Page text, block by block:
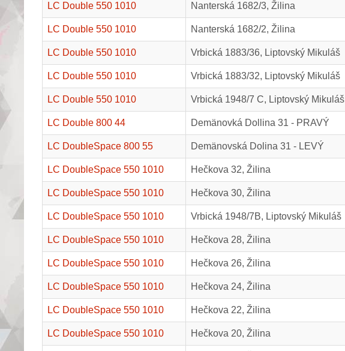
LC Double 550 1010 Nanterská 1682/3, Žilina
LC Double 550 1010 Nanterská 1682/2, Žilina
LC Double 550 1010 Vrbická 1883/36, Liptovský Mikuláš
LC Double 550 1010 Vrbická 1883/32, Liptovský Mikuláš
LC Double 550 1010 Vrbická 1948/7 C, Liptovský Mikuláš
LC Double 800 44 Demänovká Dollina 31 - PRAVÝ
LC DoubleSpace 800 55 Demänovská Dolina 31 - LEVÝ
LC DoubleSpace 550 1010 Hečkova 32, Žilina
LC DoubleSpace 550 1010 Hečkova 30, Žilina
LC DoubleSpace 550 1010 Vrbická 1948/7B, Liptovský Mikuláš
LC DoubleSpace 550 1010 Hečkova 28, Žilina
LC DoubleSpace 550 1010 Hečkova 26, Žilina
LC DoubleSpace 550 1010 Hečkova 24, Žilina
LC DoubleSpace 550 1010 Hečkova 22, Žilina
LC DoubleSpace 550 1010 Hečkova 20, Žilina